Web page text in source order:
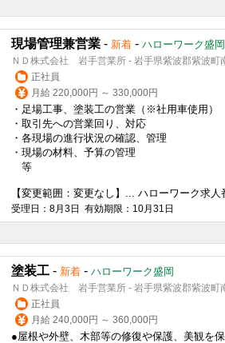
現場管理兼営業 - 新着 - ハローワーク盛岡
ＮＤ株式会社 岩手営業所 - 岩手県紫波郡紫波町
正社員
月給 220,000円 ～ 330,000円
・足場工事、塗装工の営業（※社用車使用）
・取引先への営業回り、対応
・各現場の進行状況の確認、管理
・現場の材料、予算の管理
等
【変更範囲：変更なし】... ハローワーク求人
受理日：8月3日 有効期限：10月31日
塗装工 - 新着 - ハローワーク盛岡
ＮＤ株式会社 岩手営業所 - 岩手県紫波郡紫波町
正社員
月給 240,000円 ～ 360,000円
●屋根や外壁、木部等の修復や保護、美観を